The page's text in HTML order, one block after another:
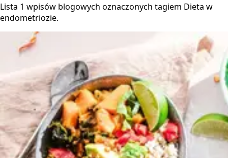
Lista 1 wpisów blogowych oznaczonych tagiem Dieta w
endometriozie.